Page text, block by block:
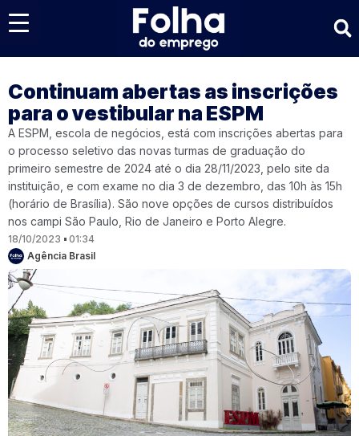
Continuam abertas as inscrições
para o vestibular na ESPM
A ESPM, escola de negócios, está com inscrições abertas para
o processo seletivo das novas turmas de graduação do
primeiro semestre de 2024 até o dia 28/11/2023, pelo site da
instituição, e com exame no dia 3 de dezembro, das 10h às 15h
(horário de Brasília). São nove opções de cursos distribuídos
nos campi São Paulo, Rio de Janeiro e Porto Alegre.
18/10/2023
01:34
Agência Brasil